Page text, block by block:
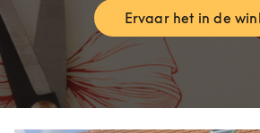
Ervaar het in de
Link